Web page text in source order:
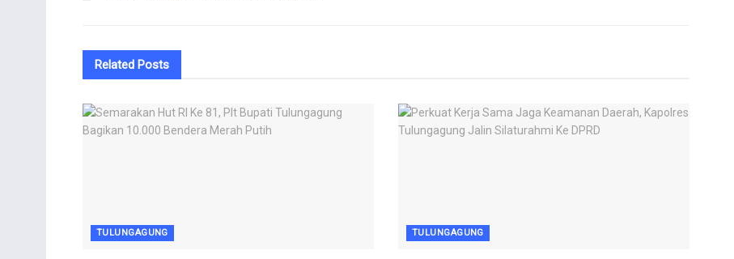
Related Posts
TULUNGAGUNG TULUNGAGUNG